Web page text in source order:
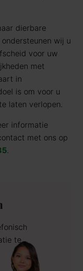
dierbare
wij u
voor uw
met
in
is om voor u
laten verlopen.
informatie
met ons op
.
te